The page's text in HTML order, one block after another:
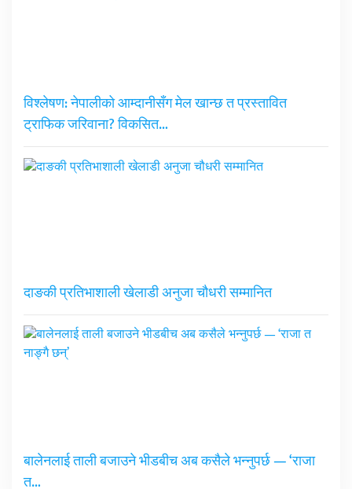
विश्लेषण: नेपालीको आम्दानीसँग मेल खान्छ त प्रस्तावित
ट्राफिक जरिवाना? विकसित…
दाङकी प्रतिभाशाली खेलाडी अनुजा चौधरी सम्मानित
बालेनलाई ताली बजाउने भीडबीच अब कसैले भन्नुपर्छ — ‘राजा
त…